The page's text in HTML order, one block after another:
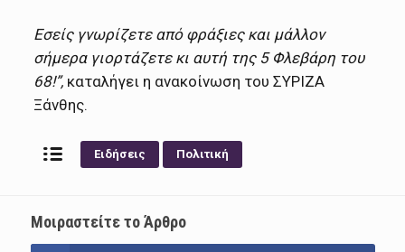
Εσείς γνωρίζετε από φράξιες και μάλλον
σήμερα γιορτάζετε κι αυτή της 5 Φλεβάρη του
68!”, καταλήγει η ανακοίνωση του ΣΥΡΙΖΑ
Ξάνθης.
Ειδήσεις Πολιτική
Μοιραστείτε το Άρθρο